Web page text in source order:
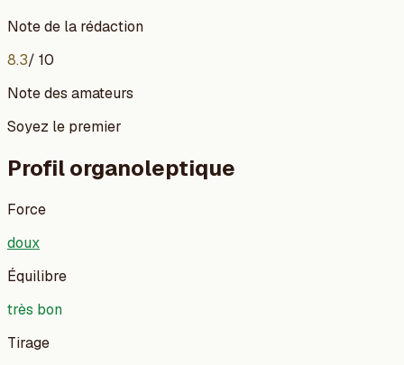
Note de la rédaction
8.3/ 10
Note des amateurs
Soyez le premier
Profil organoleptique
Force
doux
Équilibre
très bon
Tirage